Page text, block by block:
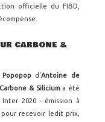
officielle du FIBD,
CARBONE &
Popopop d'Antoine de
Carbone & Silicium a été
2020 - émission à
recevoir ledit prix,